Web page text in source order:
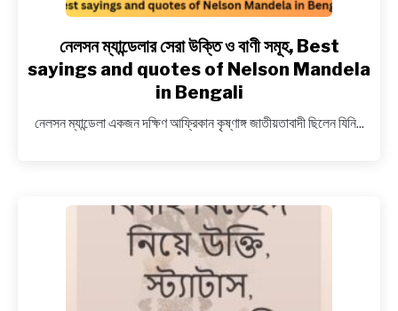
link
to
নেলসন
সেরা
সমূহ,
Best
sayings
and
quotes
নেলসন ম্যান্ডেলার সেরা উক্তি ও বাণী সমূহ, Best
sayings and quotes of Nelson Mandela
in Bengali
নেলসন ম্যান্ডেলা একজন দক্ষিণ আফ্রিকান কৃষ্ণাঙ্গ জাতীয়তাবাদী ছিলেন যিনি...